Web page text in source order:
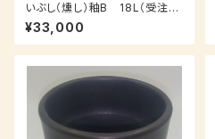
いぶし（燻し）釉B 18L（受注
後、3～7日後発送）
¥33,000